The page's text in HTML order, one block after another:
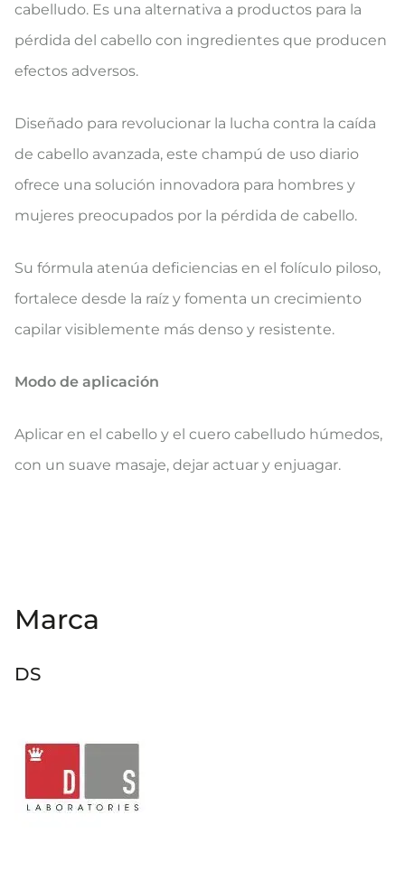
cabelludo. Es una alternativa a productos para la
pérdida del cabello con ingredientes que producen
efectos adversos.
Diseñado para revolucionar la lucha contra la caída
de cabello avanzada, este champú de uso diario
ofrece una solución innovadora para hombres y
mujeres preocupados por la pérdida de cabello.
Su fórmula atenúa deficiencias en el folículo piloso,
fortalece desde la raíz y fomenta un crecimiento
capilar visiblemente más denso y resistente.
Modo de aplicación
Aplicar en el cabello y el cuero cabelludo húmedos,
con un suave masaje, dejar actuar y enjuagar.
Marca
DS